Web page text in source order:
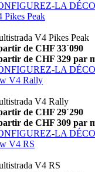
LA
Pikes Peak
V4 Pikes Peak
de CHF 33´090
de CHF 329 par
LA
V4 Rally
V4 Rally
de CHF 29´290
de CHF 309 par
LA
V4 RS
V4 RS